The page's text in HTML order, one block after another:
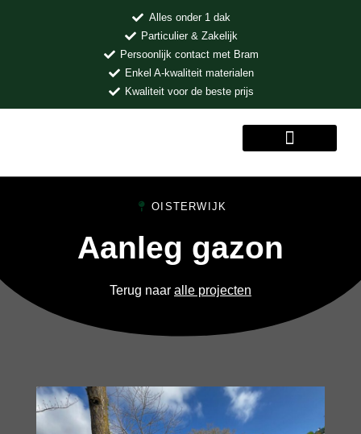
Alles onder 1 dak
Particulier & Zakelijk
Persoonlijk contact met Bram
Enkel A-kwaliteit materialen
Kwaliteit voor de beste prijs
OISTERWIJK
Aanleg gazon
Terug naar alle projecten